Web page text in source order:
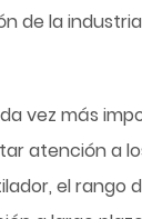
de la
vez más
atención a
el rango